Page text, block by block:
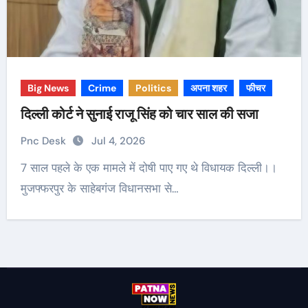
Big News Crime Politics अपना शहर फीचर
दिल्ली कोर्ट ने सुनाई राजू सिंह को चार साल की सजा
Pnc Desk Jul 4, 2026
7 साल पहले के एक मामले में दोषी पाए गए थे विधायक दिल्ली।।
मुजफ्फरपुर के साहेबगंज विधानसभा से…